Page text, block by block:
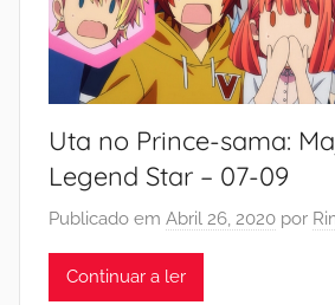
Uta no Prince-sama:
Legend Star – 07-09
Publicado em Abril 26, 2020 por
Continuar a ler